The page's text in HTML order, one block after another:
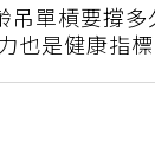
吊單槓要撐多
也是健康指標